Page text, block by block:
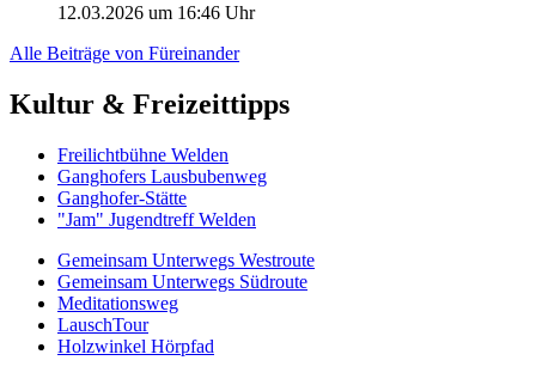
12.03.2026 um 16:46 Uhr
Alle Beiträge von Füreinander
Kultur & Freizeittipps
Freilicht­bühne Welden
Ganghofers Lausbubenweg
Ganghofer-Stätte
"Jam" Jugendtreff Welden
Gemeinsam Unterwegs Westroute
Gemeinsam Unterwegs Südroute
Meditationsweg
LauschTour
Holzwinkel Hörpfad